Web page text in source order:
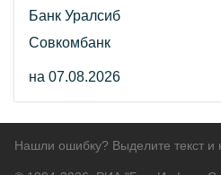
Банк Уралсиб
Совкомбанк
на 07.08.2026
Нашли ошибку? Выделите текст и